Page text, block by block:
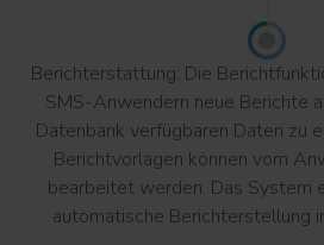
Berichterstattung: Die
SMS-Anwendern neue Berichte
Datenbank verfügbaren Daten zu
Berichtvorlagen können vom
bearbeitet werden. Das System
automatische Berichterstellung